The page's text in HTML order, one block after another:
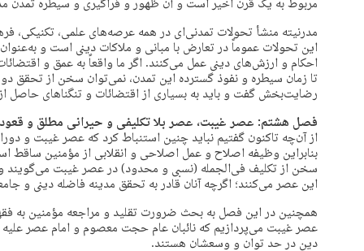
مربوط به یک قرن اخیر است و آن ظهور و فراگیری و سیطره تمدن
مدرنیته منشأ تحولات تمدنی‌ای در همه عرصه‌های علمی، تکنیکی،
این تحولات عموماً در تعارض با مبانی و ملاکات دینی است و
احکام و ارزش‌های دینی عمل می‌کنند. اگر ما واقعاً به عمق و
تا زمان سیطره و نفوذ گسترده این تمدن، نمی‌توان سخن از تحقق
رضایت‌بخش گفت و باید به بسیاری از اقتضائات و تنگناهای حاصل
فصل هشتم: عصر غیبت، عصر بلا تکلیفی و حیرانی مطلق و
از آن‌چه تاکنون گفتیم نباید چنین استنباط کرد که عصر غیبت و
بنابراین وظیفه اصلاح و عمل اصلاحی و انقلابی از مؤمنین ساقط
سخن از تکلیف فی‌الجمله (نسبی و محدود) در عصر غیبت می‌گویند
این عصر می‌کنند؛ اگرچه آنان قادر به تحقق مدینه فاضله دینی و
همچنین در این فصل به بحث ضرورت تقلید و مراجعه مؤمنین به
عصر غیبت می‌پردازیم که نائبان عام حجت معصوم و امام عصر علیه
دین در حد توان و وسعشان هستند.